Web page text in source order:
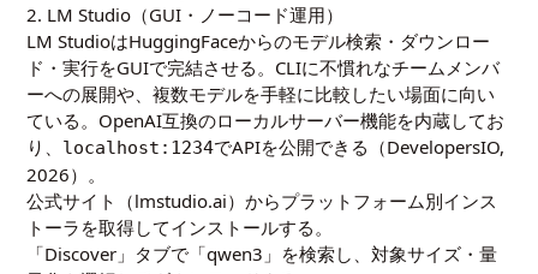
2. LM Studio（GUI・ノーコード運用）
LM StudioはHuggingFaceからのモデル検索・ダウンロー
ド・実行をGUIで完結させる。CLIに不慣れなチームメンバ
ーへの展開や、複数モデルを手軽に比較したい場面に向い
ている。OpenAI互換のローカルサーバー機能を内蔵してお
り、 localhost:1234でAPIを公開できる（DevelopersIO,
2026）。
公式サイト（lmstudio.ai）からプラットフォーム別インス
トーラを取得してインストールする。
「Discover」タブで「qwen3」を検索し、対象サイズ・量